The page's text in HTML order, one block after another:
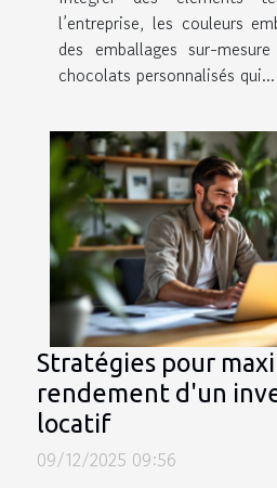
l’entreprise, les couleurs
des emballages sur-
chocolats personnalisés qui...
Stratégies pour
rendement d'un
locatif
09/12/2025 09:56